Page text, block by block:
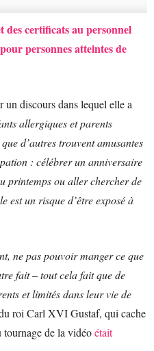
des certificats au personnel
personnes atteintes de
un discours dans lequel elle a
allergiques et parents
d’autres trouvent amusantes
: célébrer un anniversaire
printemps ou aller chercher de
est un risque d’être exposé à
ne pas pouvoir manger ce que
fait – tout cela fait que de
et limités dans leur vie de
roi Carl XVI Gustaf, qui cache
de la vidéoétait